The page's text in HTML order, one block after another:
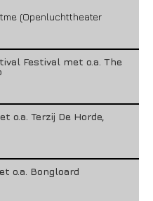
(Openluchttheater
Festival met o.a. The
o.a. Terzij De Horde,
o.a. Bongloard